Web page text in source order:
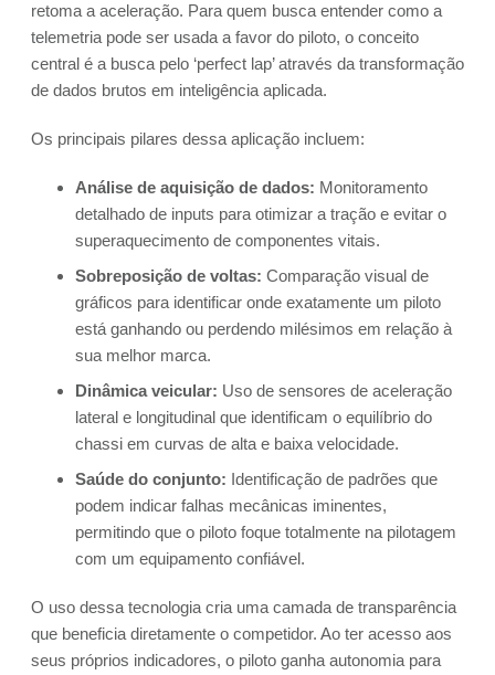
retoma a aceleração. Para quem busca entender como a
telemetria pode ser usada a favor do piloto, o conceito
central é a busca pelo ‘perfect lap’ através da transformação
de dados brutos em inteligência aplicada.
Os principais pilares dessa aplicação incluem:
Análise de aquisição de dados: Monitoramento
detalhado de inputs para otimizar a tração e evitar o
superaquecimento de componentes vitais.
Sobreposição de voltas: Comparação visual de
gráficos para identificar onde exatamente um piloto
está ganhando ou perdendo milésimos em relação à
sua melhor marca.
Dinâmica veicular: Uso de sensores de aceleração
lateral e longitudinal que identificam o equilíbrio do
chassi em curvas de alta e baixa velocidade.
Saúde do conjunto: Identificação de padrões que
podem indicar falhas mecânicas iminentes,
permitindo que o piloto foque totalmente na pilotagem
com um equipamento confiável.
O uso dessa tecnologia cria uma camada de transparência
que beneficia diretamente o competidor. Ao ter acesso aos
seus próprios indicadores, o piloto ganha autonomia para